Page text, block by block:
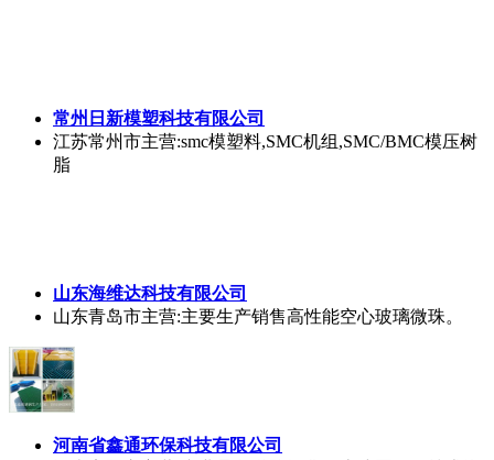
常州日新模塑科技有限公司
江苏常州市主营:smc模塑料,SMC机组,SMC/BMC模压树
脂
山东海维达科技有限公司
山东青岛市主营:主要生产销售高性能空心玻璃微珠。
河南省鑫通环保科技有限公司